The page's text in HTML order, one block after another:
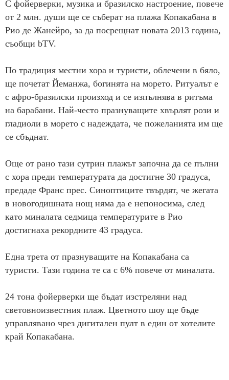
С фойерверки, музика и бразилско настроение, повече
от 2 млн. души ще се съберат на плажа Копакабана в
Рио де Жанейро, за да посрещнат новата 2013 година,
съобщи bTV.
По традиция местни хора и туристи, облечени в бяло,
ще почетат Йеманжа, богинята на морето. Ритуалът е
с афро-бразилски произход и се изпълнява в ритъма
на барабани. Най-често празнуващите хвърлят рози и
гладиоли в морето с надеждата, че пожеланията им ще
се сбъднат.
Още от рано тази сутрин плажът започна да се пълни
с хора преди температурата да достигне 30 градуса,
предаде Франс прес. Синоптиците твърдят, че жегата
в новогодишната нощ няма да е непоносима, след
като миналата седмица температурите в Рио
достигнаха рекордните 43 градуса.
Една трета от празнуващите на Копакабана са
туристи. Тази година те са с 6% повече от миналата.
24 тона фойерверки ще бъдат изстреляни над
световноизвестния плаж. Цветното шоу ще бъде
управлявано чрез дигитален пулт в един от хотелите
край Копакабана.